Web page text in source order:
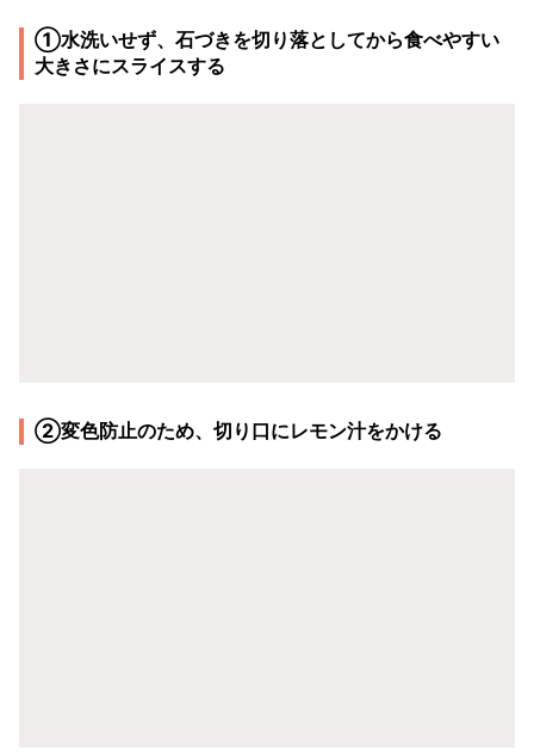
①水洗いせず、石づきを切り落としてから食べやすい
大きさにスライスする
②変色防止のため、切り口にレモン汁をかける